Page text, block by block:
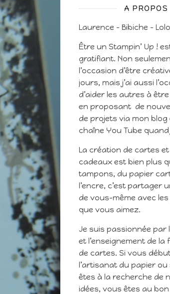
A PROPOS
Laurence – Bibiche –
Être un Stampin’ Up !
gratifiant. Non
l’occasion d’être
jours, mais j’ai aussi
d’aider les autres à
en proposant de
de projets via mon blog
chaîne You Tube
La création de cartes et
cadeaux est bien plus
tampons, du papier
l’encre, c’est partager
de vous-même avec
que vous aimez.
Je suis passionnée par
et l’enseignement de la
de cartes. Si vous
l’artisanat du papier ou
êtes à la recherche de
idées, vous êtes au